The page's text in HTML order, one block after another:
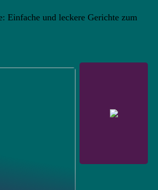
Einfache und leckere Gerichte zum